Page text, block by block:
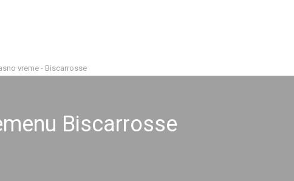
vreme - Biscarrosse
Biscarrosse